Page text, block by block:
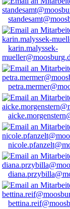
karin.malyssek-